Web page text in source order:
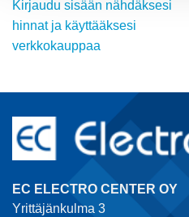
Kirjaudu sisään nähdäksesi
hinnat ja käyttääksesi
verkkokauppaa
EC ELECTRO CENTER OY
Yrittäjänkulma 3